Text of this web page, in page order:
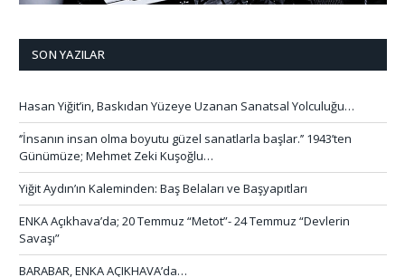
SON YAZILAR
Hasan Yiğit’in, Baskıdan Yüzeye Uzanan Sanatsal Yolculuğu…
‘’İnsanın insan olma boyutu güzel sanatlarla başlar.’’ 1943’ten
Günümüze; Mehmet Zeki Kuşoğlu…
Yiğit Aydın’ın Kaleminden: Baş Belaları ve Başyapıtları
ENKA Açıkhava’da; 20 Temmuz “Metot”- 24 Temmuz “Devlerin
Savaşı”
BARABAR, ENKA AÇIKHAVA’da…